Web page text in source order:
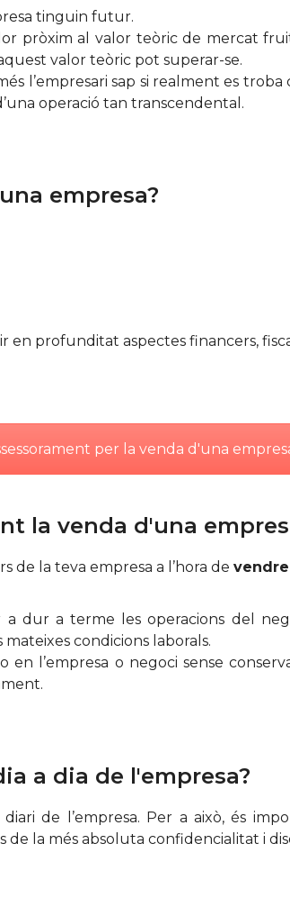
tinguin futur.
pròxim al valor teòric de mercat
valor teòric pot superar-se.
l’empresari sap si realment es
operació tan transcendental.
empresa?
profunditat aspectes financers,
per la venda d'una
la venda d'una
la teva empresa a l’hora de
dur a terme les operacions del
condicions laborals.
l’empresa o negoci sense
a dia de l'empresa?
de l’empresa. Per a això, és
de la més absoluta confidencialitat i